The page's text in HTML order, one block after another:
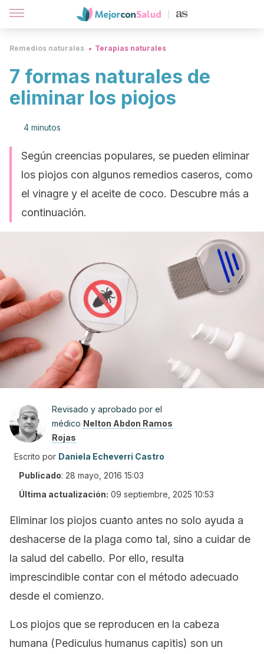
Remedios naturales Terapias naturales
7 formas naturales de
eliminar los piojos
4 minutos
Según creencias populares, se pueden eliminar
los piojos con algunos remedios caseros, como
el vinagre y el aceite de coco. Descubre más a
continuación.
Revisado y aprobado por el
médico Nelton Abdon Ramos
Rojas
Escrito por Daniela Echeverri Castro
Publicado: 28 mayo, 2016 15:03
Última actualización: 09 septiembre, 2025 10:53
Eliminar los piojos cuanto antes no solo ayuda a
deshacerse de la plaga como tal, sino a cuidar de
la salud del cabello. Por ello, resulta
imprescindible contar con el método adecuado
desde el comienzo.
Los piojos que se reproducen en la cabeza
humana (Pediculus humanus capitis) son un